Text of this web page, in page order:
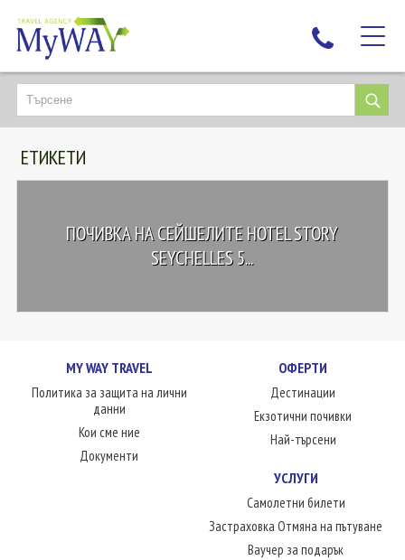
НАЙ-ТЪРСЕНИ
ДЕСТИНАЦИИ
ЕКЗОТИЧНИ ПОЧИВКИ
ЛЮБОПИТНО
КОНТАКТИ
ЕТИКЕТИ
ПОЧИВКА НА СЕЙШЕЛИТЕ HOTEL STORY
SEYCHELLES 5...
MY WAY TRAVEL
Политика за защита на лични
данни
Кои сме ние
Документи
ОФЕРТИ
Дестинации
Екзотични почивки
Най-търсени
УСЛУГИ
Самолетни билети
Застраховка Отмяна на пътуване
Ваучер за подарък